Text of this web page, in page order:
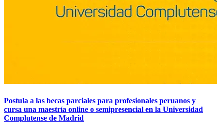
Postula a las becas parciales para profesionales peruanos y
cursa una maestría online o semipresencial en la Universidad
Complutense de Madrid